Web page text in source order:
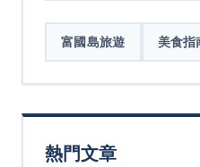
富國島旅遊 美食指
熱門文章